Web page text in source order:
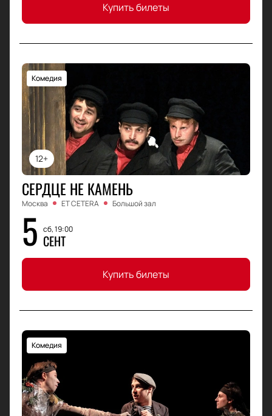
Купить билеты
12+
Комедия
СЕРДЦЕ НЕ КАМЕНЬ
Москва ET CETERA Большой зал
5 сб, 19:00
СЕНТ
Купить билеты
Комедия